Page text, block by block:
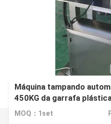
Máquina tampando
450KG da garrafa
MOQ：1set